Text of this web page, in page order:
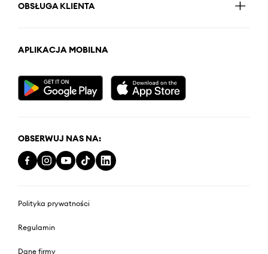
OBSŁUGA KLIENTA
APLIKACJA MOBILNA
OBSERWUJ NAS NA:
Polityka prywatności
Regulamin
Dane firmy